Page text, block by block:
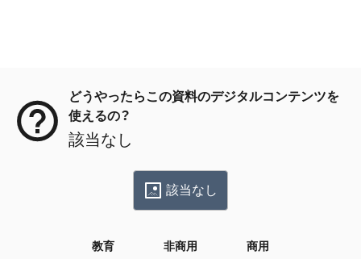
どうやったらこの資料のデジタルコンテンツを
使えるの？
該当なし
該当なし
教育 非商用 商用